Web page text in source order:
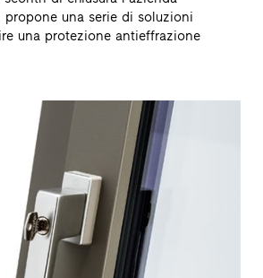
propone una serie di soluzioni
una protezione antieffrazione